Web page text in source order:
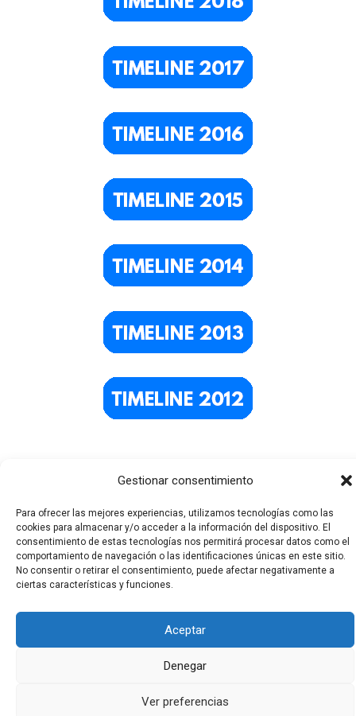
Gestionar consentimiento
Para ofrecer las mejores experiencias, utilizamos tecnologías como las
cookies para almacenar y/o acceder a la información del dispositivo. El
consentimiento de estas tecnologías nos permitirá procesar datos como el
comportamiento de navegación o las identificaciones únicas en este sitio.
No consentir o retirar el consentimiento, puede afectar negativamente a
ciertas características y funciones.
Aceptar
Denegar
Ver preferencias
Todos los derechos © 2026 El Funerario Digital | Funciona
gracias a Tema Astra para WordPress